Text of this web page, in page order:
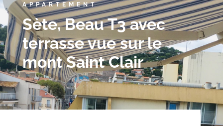
APPARTEMENT
Sète, Beau T3 avec
terrasse vue sur le
mont Saint Clair